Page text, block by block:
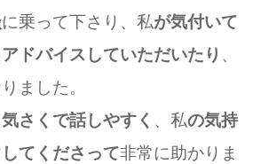
に乗って下さり、私が気付いて
ドバイスしていただいたり 、
ました。
さくで話しやすく 、私の気持
てくださって非常に助かりま